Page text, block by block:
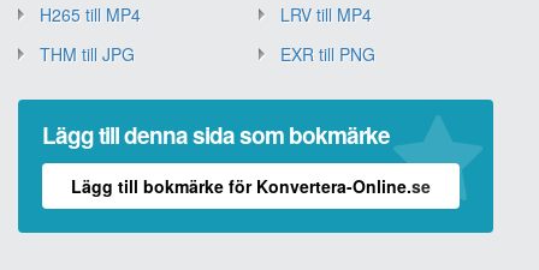
H265 till MP4
LRV till MP4
THM till JPG
EXR till PNG
Lägg till denna sida som bokmärke
Lägg till bokmärke för Konvertera-Online.se